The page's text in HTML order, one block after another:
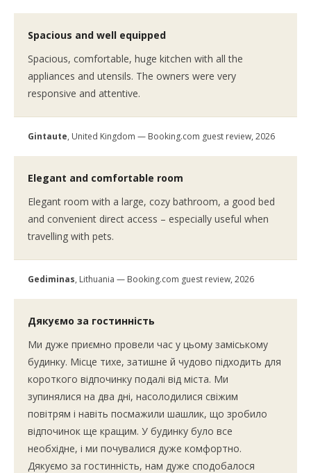
Spacious and well equipped
Spacious, comfortable, huge kitchen with all the
appliances and utensils. The owners were very
responsive and attentive.
Gintaute, United Kingdom — Booking.com guest review, 2026
Elegant and comfortable room
Elegant room with a large, cozy bathroom, a good bed
and convenient direct access – especially useful when
travelling with pets.
Gediminas, Lithuania — Booking.com guest review, 2026
Дякуємо за гостинність
Ми дуже приємно провели час у цьому заміському
будинку. Місце тихе, затишне й чудово підходить для
короткого відпочинку подалі від міста. Ми
зупинялися на два дні, насолодилися свіжим
повітрям і навіть посмажили шашлик, що зробило
відпочинок ще кращим. У будинку було все
необхідне, і ми почувалися дуже комфортно.
Дякуємо за гостинність, нам дуже сподобалося